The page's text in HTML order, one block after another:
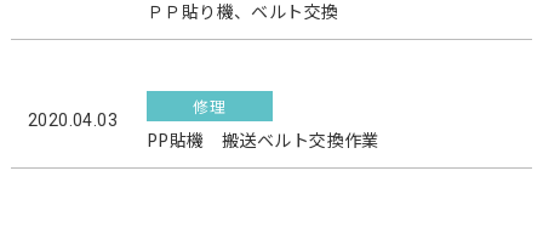
ＰＰ貼り機、ベルト交換
2020.04.03
修理
PP貼機 搬送ベルト交換作業